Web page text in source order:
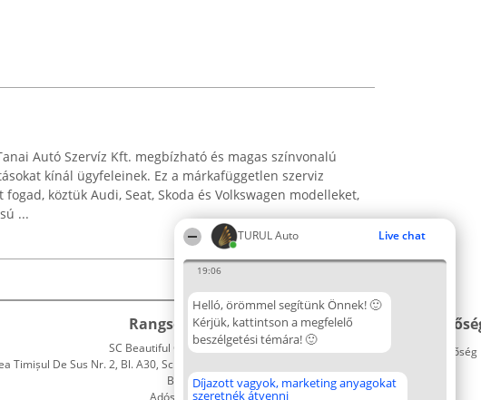
TURUL Auto Live chat
19:06
Helló, örömmel segítünk Önnek! 🙂
Kérjük, kattintson a megfelelő
beszélgetési témára! 🙂
Díjazott vagyok, marketing anyagokat
szeretnék átvenni
Autó Szervíz Kft. megbízható és magas színvonalú
kínál ügyfeleinek. Ez a márkafüggetlen szerviz
köztük Audi, Seat, Skoda és Volkswagen modelleket,
...
Rangsorszervező
SC Beautiful Company S.R.L.
Timișul De Sus Nr. 2, Bl. A30, Sc. A, Et. 4, Ap. 13
Bukarest 53-238
Adószám 36737675
Népszavazás
Nyertesek
díjazottak
Elérhetőség